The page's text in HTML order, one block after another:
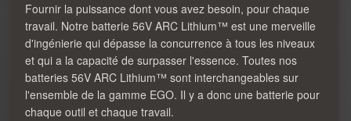
Fournir la puissance dont vous avez besoin, pour chaque
travail. Notre batterie 56V ARC Lithium™ est une merveille
d'ingénierie qui dépasse la concurrence à tous les niveaux
et qui a la capacité de surpasser l'essence. Toutes nos
batteries 56V ARC Lithium™ sont interchangeables sur
l'ensemble de la gamme EGO. Il y a donc une batterie pour
chaque outil et chaque travail.